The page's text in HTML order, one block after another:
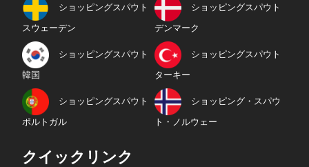
ショッピングスパウト
スウェーデン
ショッピングスパウト
デンマーク
ショッピングスパウト
韓国
ショッピングスパウト
ターキー
ショッピングスパウト
ポルトガル
ショッピング・スパウ
ト・ノルウェー
クイックリンク